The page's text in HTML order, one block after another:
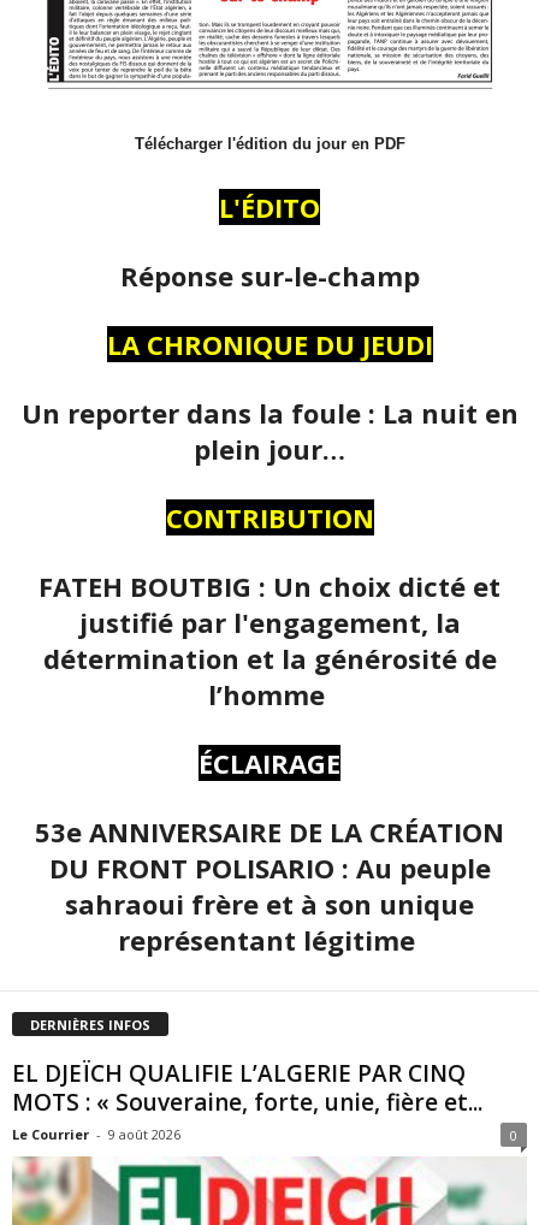
Télécharger l'édition du jour en PDF
L'ÉDITO
Réponse sur-le-champ
LA CHRONIQUE DU JEUDI
Un reporter dans la foule : La nuit en
plein jour…
CONTRIBUTION
FATEH BOUTBIG : Un choix dicté et
justifié par l'engagement, la
détermination et la générosité de
l’homme
ÉCLAIRAGE
53e ANNIVERSAIRE DE LA CRÉATION
DU FRONT POLISARIO : Au peuple
sahraoui frère et à son unique
représentant légitime
DERNIÈRES INFOS
EL DJEÏCH QUALIFIE L’ALGERIE PAR CINQ
MOTS : « Souveraine, forte, unie, fière et...
Le Courrier - 9 août 2026 0